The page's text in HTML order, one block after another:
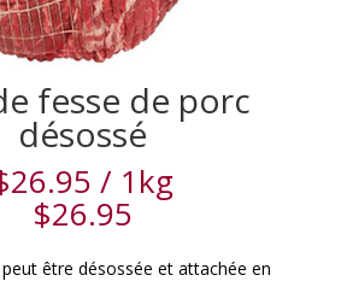
fesse de porc
désossé
26.95 / 1kg
$26.95
être désossée et attachée en